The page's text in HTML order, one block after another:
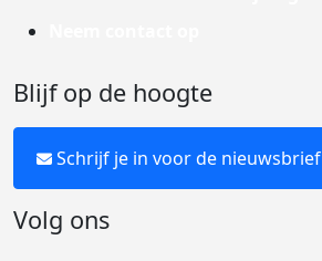
Blijf op de hoogte
Schrijf je in voor de nieuwsbrief
Volg ons